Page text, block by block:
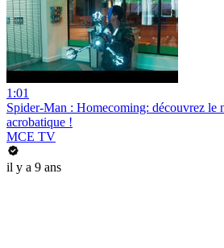
1:01
Spider-Man : Homecoming: découvrez le
acrobatique !
MCE TV
il y a 9 ans